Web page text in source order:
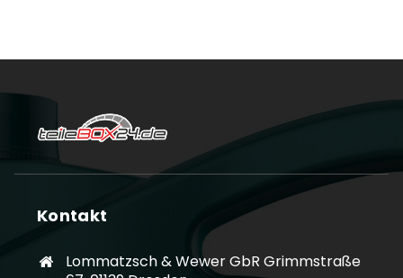
Kontakt
Lommatzsch & Wewer GbR Grimmstraße